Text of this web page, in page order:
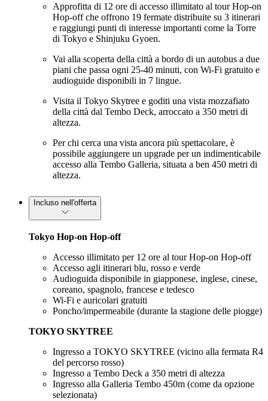
Approfitta di 12 ore di accesso illimitato al tour Hop-on
Hop-off che offrono 19 fermate distribuite su 3 itinerari
e raggiungi punti di interesse importanti come la Torre
di Tokyo e Shinjuku Gyoen.
Vai alla scoperta della città a bordo di un autobus a due
piani che passa ogni 25-40 minuti, con Wi-Fi gratuito e
audioguide disponibili in 7 lingue.
Visita il Tokyo Skytree e goditi una vista mozzafiato
della città dal Tembo Deck, arroccato a 350 metri di
altezza.
Per chi cerca una vista ancora più spettacolare, è
possibile aggiungere un upgrade per un indimenticabile
accesso alla Tembo Galleria, situata a ben 450 metri di
altezza.
Incluso nell'offerta
Tokyo Hop-on Hop-off
Accesso illimitato per 12 ore al tour Hop-on Hop-off
Accesso agli itinerari blu, rosso e verde
Audioguida disponibile in giapponese, inglese, cinese,
coreano, spagnolo, francese e tedesco
Wi-Fi e auricolari gratuiti
Poncho/impermeabile (durante la stagione delle piogge)
TOKYO SKYTREE
Ingresso a TOKYO SKYTREE (vicino alla fermata R4
del percorso rosso)
Ingresso a Tembo Deck a 350 metri di altezza
Ingresso alla Galleria Tembo 450m (come da opzione
selezionata)